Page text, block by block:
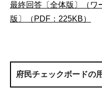
最終回答〔全体版〕（ワ
版〕（PDF：225KB）
府民チェックボードの